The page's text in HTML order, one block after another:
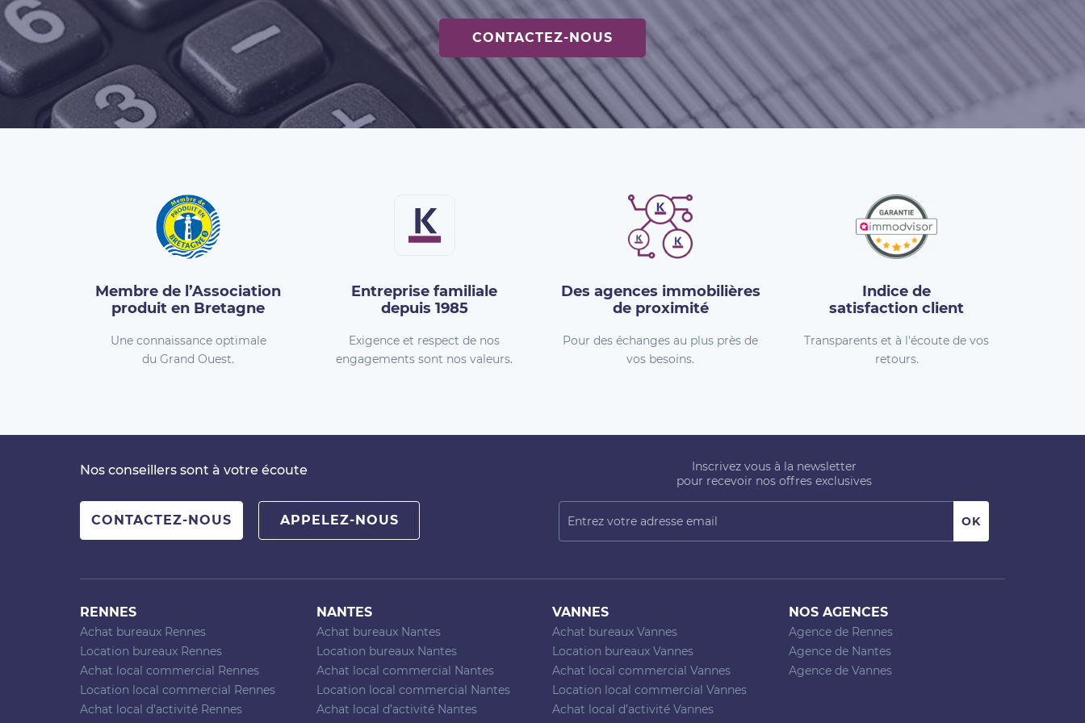
CONTACTEZ-NOUS
Membre de l’Association
produit en Bretagne
Une connaissance optimale
du Grand Ouest.
Entreprise familiale
depuis 1985
Exigence et respect de nos
engagements sont nos valeurs.
Des agences immobilières
de proximité
Pour des échanges au plus près de
vos besoins.
Indice de
satisfaction client
Transparents et à l'écoute de vos
retours.
Nos conseillers sont à votre écoute
CONTACTEZ-NOUS APPELEZ-NOUS
Inscrivez vous à la newsletter
pour recevoir nos offres exclusives
RENNES
Achat bureaux Rennes
Location bureaux Rennes
Achat local commercial Rennes
Location local commercial Rennes
Achat local d’activité Rennes
NANTES
Achat bureaux Nantes
Location bureaux Nantes
Achat local commercial Nantes
Location local commercial Nantes
Achat local d’activité Nantes
VANNES
Achat bureaux Vannes
Location bureaux Vannes
Achat local commercial Vannes
Location local commercial Vannes
Achat local d’activité Vannes
NOS AGENCES
Agence de Rennes
Agence de Nantes
Agence de Vannes